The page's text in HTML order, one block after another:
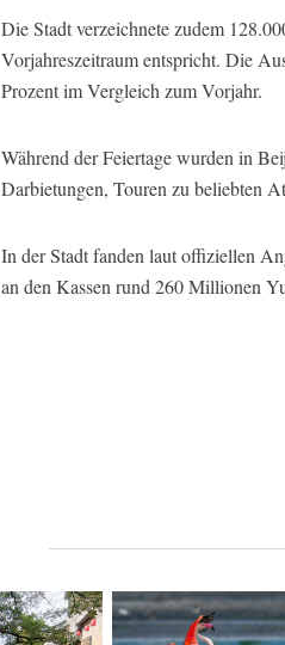
Die Stadt verzeichnete zudem
Vorjahreszeitraum entspricht. Die
Prozent im Vergleich zum Vorjahr.
Während der Feiertage wurden in
Darbietungen, Touren zu beliebten
In der Stadt fanden laut offiziellen
an den Kassen rund 260 Millionen